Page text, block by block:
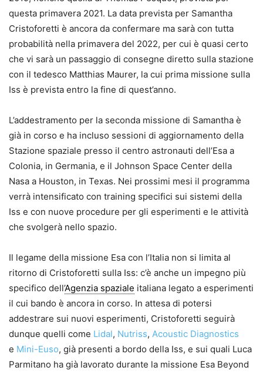
questa primavera 2021. La data prevista per Samantha
Cristoforetti è ancora da confermare ma sarà con tutta
probabilità nella primavera del 2022, per cui è quasi certo
che vi sarà un passaggio di consegne diretto sulla stazione
con il tedesco Matthias Maurer, la cui prima missione sulla
Iss è prevista entro la fine di quest’anno.
L’addestramento per la seconda missione di Samantha è
già in corso e ha incluso sessioni di aggiornamento della
Stazione spaziale presso il centro astronauti dell’Esa a
Colonia, in Germania, e il Johnson Space Center della
Nasa a Houston, in Texas. Nei prossimi mesi il programma
verrà intensificato con training specifici sui sistemi della
Iss e con nuove procedure per gli esperimenti e le attività
che svolgerà nello spazio.
Il legame della missione Esa con l’Italia non si limita al
ritorno di Cristoforetti sulla Iss: c’è anche un impegno più
specifico dell’Agenzia spaziale italiana legato a esperimenti
il cui bando è ancora in corso. In attesa di potersi
addestrare sui nuovi esperimenti, Cristoforetti seguirà
dunque quelli come Lidal, Nutriss, Acoustic Diagnostics
e Mini-Euso, già presenti a bordo della Iss, e sui quali Luca
Parmitano ha già lavorato durante la missione Esa Beyond